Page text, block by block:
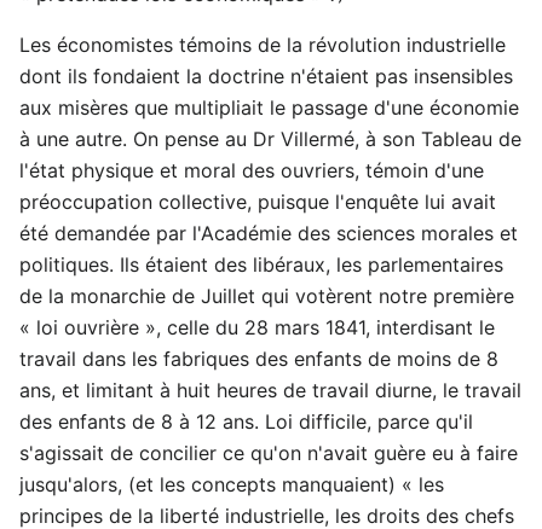
Les économistes témoins de la révolution industrielle
dont ils fondaient la doctrine n'étaient pas insensibles
aux misères que multipliait le passage d'une économie
à une autre. On pense au Dr Villermé, à son Tableau de
l'état physique et moral des ouvriers, témoin d'une
préoccupation collective, puisque l'enquête lui avait
été demandée par l'Académie des sciences morales et
politiques. Ils étaient des libéraux, les parlementaires
de la monarchie de Juillet qui votèrent notre première
« loi ouvrière », celle du 28 mars 1841, interdisant le
travail dans les fabriques des enfants de moins de 8
ans, et limitant à huit heures de travail diurne, le travail
des enfants de 8 à 12 ans. Loi difficile, parce qu'il
s'agissait de concilier ce qu'on n'avait guère eu à faire
jusqu'alors, (et les concepts manquaient) « les
principes de la liberté industrielle, les droits des chefs